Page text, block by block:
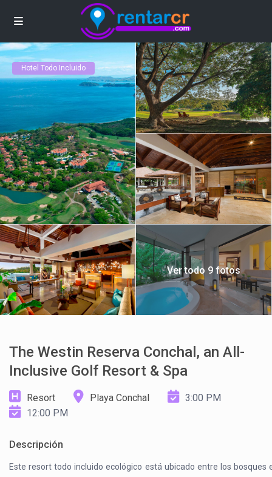
Hotel Todo Incluido
Ver todo 9 fotos
The Westin Reserva Conchal, an All-
Inclusive Golf Resort & Spa
Resort Playa Conchal
3:00 PM
12:00 PM
Descripción
Este resort todo incluido ecológico está ubicado entre los